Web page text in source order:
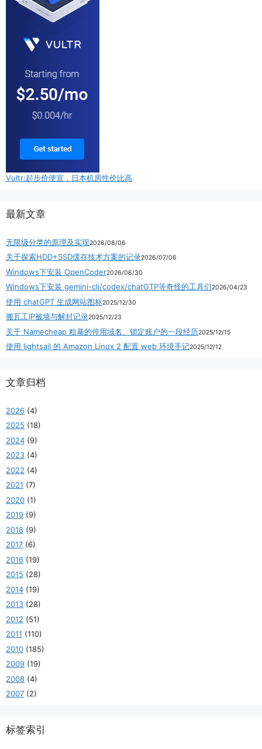
Vultr:起步价便宜，日本机房性价比高
最新文章
无限级分类的原理及实现2026/08/06
关于探索HDD+SSD缓存技术方案的记录2026/07/06
Windows下安装 OpenCoder2026/06/30
Windows下安装 gemini-cli/codex/chatGTP等奇怪的工具们2026/04/23
使用 chatGPT 生成网站图标2025/12/30
搬瓦工IP被墙与解封记录2025/12/23
关于 Namecheap 粗暴的停用域名、锁定账户的一段经历2025/12/15
使用 lightsail 的 Amazon Linux 2 配置 web 环境手记2025/12/12
文章归档
2026 (4)
2025 (18)
2024 (9)
2023 (4)
2022 (4)
2021 (7)
2020 (1)
2019 (9)
2018 (9)
2017 (6)
2016 (19)
2015 (28)
2014 (19)
2013 (28)
2012 (51)
2011 (110)
2010 (185)
2009 (19)
2008 (4)
2007 (2)
标签索引